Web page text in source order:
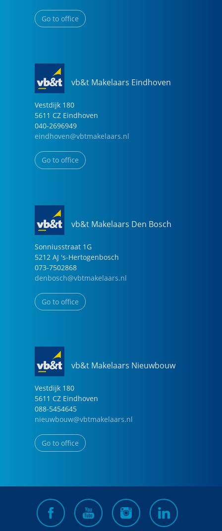
Go to office
vb&t Makelaars Eindhoven
Vestdijk 180
5611 CZ Eindhoven
040-2696949
eindhoven@vbtmakelaars.nl
Go to office
vb&t Makelaars Den Bosch
Sonniusstraat 1G
5212 AJ 's-Hertogenbosch
073-7502868
denbosch@vbtmakelaars.nl
Go to office
vb&t Makelaars Nieuwbouw
Vestdijk 180
5611 CZ Eindhoven
088-5454645
nieuwbouw@vbtmakelaars.nl
Go to office